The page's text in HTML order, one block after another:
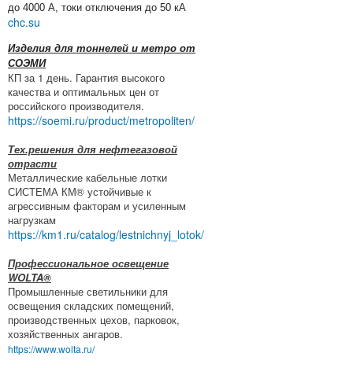
до 4000 А, токи отключения до 50 кА
chc.su
Изделия для тоннелей и метро от
СОЭМИ
КП за 1 день. Гарантия высокого
качества и оптимальных цен от
российского производителя.
https://soemi.ru/product/metropoliten/
Тех.решения для нефтегазовой
отрасти
Металлические кабельные лотки
СИСТЕМА КМ® устойчивые к
агрессивным факторам и усиленным
нагрузкам
https://km1.ru/catalog/lestnichnyj_lotok/
Профессиональное освещение
WOLTA®
Промышленные светильники для
освещения складских помещений,
производственных цехов, парковок,
хозяйственных ангаров.
https://www.wolta.ru/